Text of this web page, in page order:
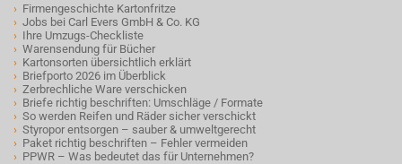
› Firmengeschichte Kartonfritze
› Jobs bei Carl Evers GmbH & Co. KG
› Ihre Umzugs-Checkliste
› Warensendung für Bücher
› Kartonsorten übersichtlich erklärt
› Briefporto 2026 im Überblick
› Zerbrechliche Ware verschicken
› Briefe richtig beschriften: Umschläge / Formate
› So werden Reifen und Räder sicher verschickt
› Styropor entsorgen – sauber & umweltgerecht
› Paket richtig beschriften – Fehler vermeiden
› PPWR – Was bedeutet das für Unternehmen?